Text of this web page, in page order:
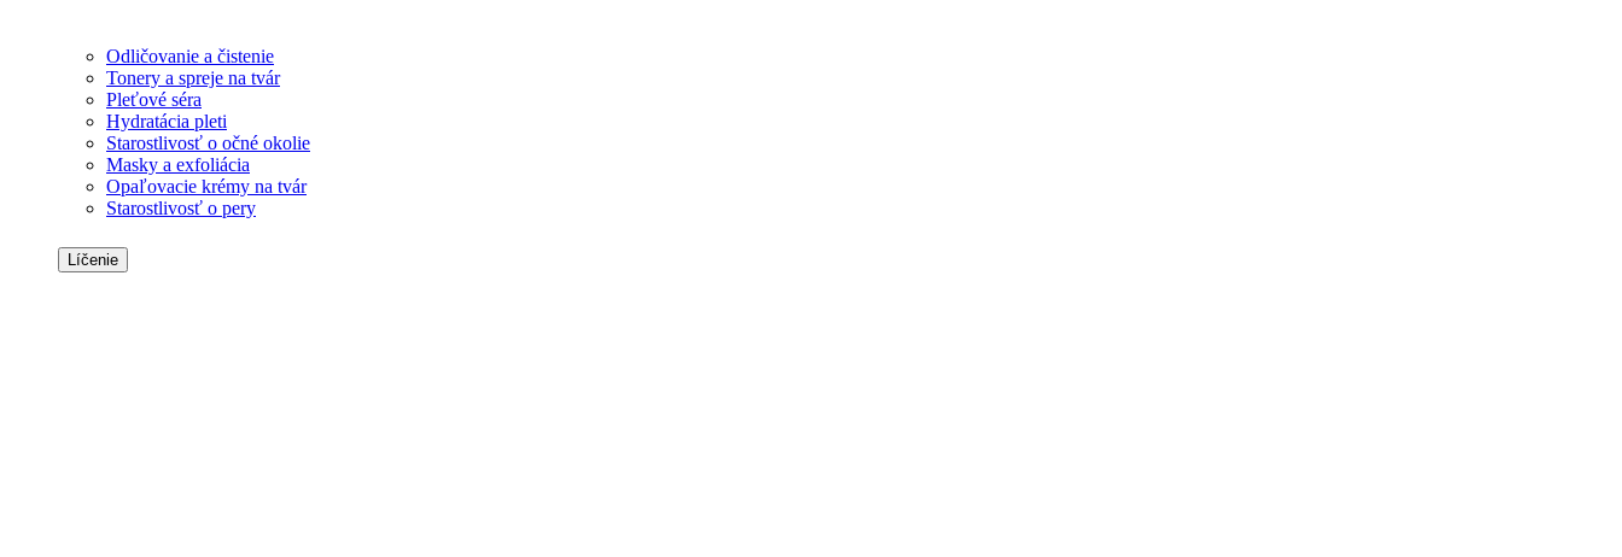
Odličovanie a čistenie
Tonery a spreje na tvár
Pleťové séra
Hydratácia pleti
Starostlivosť o očné okolie
Masky a exfoliácia
Opaľovacie krémy na tvár
Starostlivosť o pery
Líčenie